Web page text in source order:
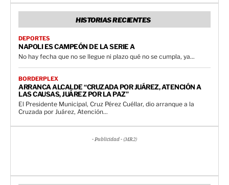
HISTORIAS RECIENTES
DEPORTES
NAPOLI ES CAMPEÓN DE LA SERIE A
No hay fecha que no se llegue ni plazo qué no se cumpla, ya...
BORDERPLEX
ARRANCA ALCALDE “CRUZADA POR JUÁREZ, ATENCIÓN A
LAS CAUSAS, JUÁREZ POR LA PAZ”
El Presidente Municipal, Cruz Pérez Cuéllar, dio arranque a la
Cruzada por Juárez, Atención...
- Publicidad - (MR2)